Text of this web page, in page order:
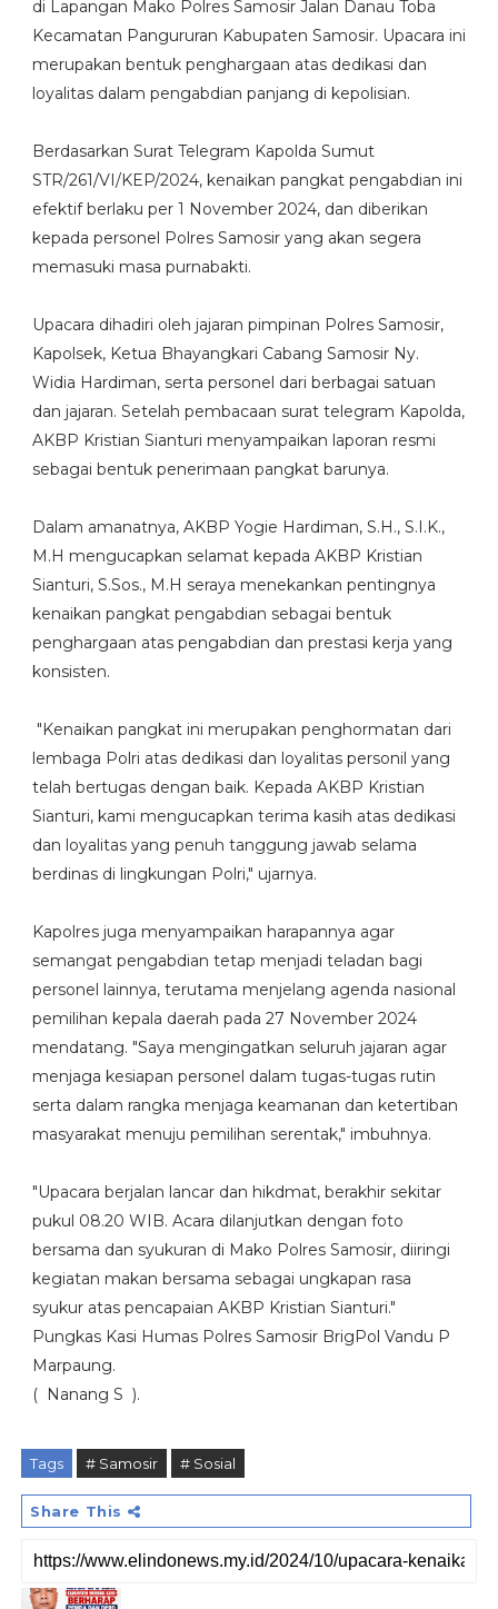
di Lapangan Mako Polres Samosir Jalan Danau Toba
Kecamatan Pangururan Kabupaten Samosir. Upacara ini
merupakan bentuk penghargaan atas dedikasi dan
loyalitas dalam pengabdian panjang di kepolisian.
Berdasarkan Surat Telegram Kapolda Sumut
STR/261/VI/KEP/2024, kenaikan pangkat pengabdian ini
efektif berlaku per 1 November 2024, dan diberikan
kepada personel Polres Samosir yang akan segera
memasuki masa purnabakti.
Upacara dihadiri oleh jajaran pimpinan Polres Samosir,
Kapolsek, Ketua Bhayangkari Cabang Samosir Ny.
Widia Hardiman, serta personel dari berbagai satuan
dan jajaran. Setelah pembacaan surat telegram Kapolda,
AKBP Kristian Sianturi menyampaikan laporan resmi
sebagai bentuk penerimaan pangkat barunya.
Dalam amanatnya, AKBP Yogie Hardiman, S.H., S.I.K.,
M.H mengucapkan selamat kepada AKBP Kristian
Sianturi, S.Sos., M.H seraya menekankan pentingnya
kenaikan pangkat pengabdian sebagai bentuk
penghargaan atas pengabdian dan prestasi kerja yang
konsisten.
"Kenaikan pangkat ini merupakan penghormatan dari
lembaga Polri atas dedikasi dan loyalitas personil yang
telah bertugas dengan baik. Kepada AKBP Kristian
Sianturi, kami mengucapkan terima kasih atas dedikasi
dan loyalitas yang penuh tanggung jawab selama
berdinas di lingkungan Polri," ujarnya.
Kapolres juga menyampaikan harapannya agar
semangat pengabdian tetap menjadi teladan bagi
personel lainnya, terutama menjelang agenda nasional
pemilihan kepala daerah pada 27 November 2024
mendatang. "Saya mengingatkan seluruh jajaran agar
menjaga kesiapan personel dalam tugas-tugas rutin
serta dalam rangka menjaga keamanan dan ketertiban
masyarakat menuju pemilihan serentak," imbuhnya.
"Upacara berjalan lancar dan hikdmat, berakhir sekitar
pukul 08.20 WIB. Acara dilanjutkan dengan foto
bersama dan syukuran di Mako Polres Samosir, diiringi
kegiatan makan bersama sebagai ungkapan rasa
syukur atas pencapaian AKBP Kristian Sianturi."
Pungkas Kasi Humas Polres Samosir BrigPol Vandu P
Marpaung.
( Nanang S ).
Tags # Samosir # Sosial
Share This